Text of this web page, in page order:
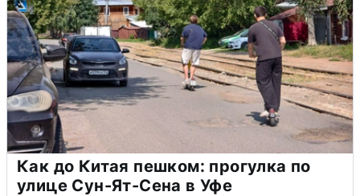
Как до Китая пешком: прогулка по
улице Сун-Ят-Сена в Уфе